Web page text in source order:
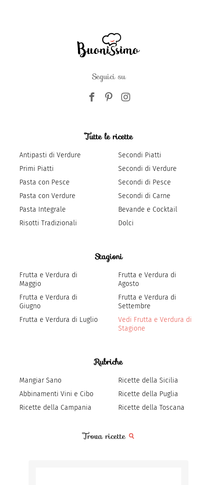
Seguici su
Tutte le ricette
Antipasti di Verdure
Primi Piatti
Pasta con Pesce
Pasta con Verdure
Pasta Integrale
Risotti Tradizionali
Secondi Piatti
Secondi di Verdure
Secondi di Pesce
Secondi di Carne
Bevande e Cocktail
Dolci
Stagioni
Frutta e Verdura di
Maggio
Frutta e Verdura di
Giugno
Frutta e Verdura di Luglio
Frutta e Verdura di
Agosto
Frutta e Verdura di
Settembre
Vedi Frutta e Verdura di
Stagione
Rubriche
Mangiar Sano
Abbinamenti Vini e Cibo
Ricette della Campania
Ricette della Sicilia
Ricette della Puglia
Ricette della Toscana
Trova ricette